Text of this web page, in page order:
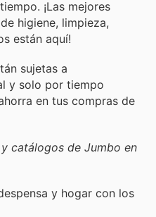
¡Las mejores
higiene, limpieza,
están aquí!
sujetas a
y solo por tiempo
en tus compras de
catálogos de Jumbo en
y hogar con los